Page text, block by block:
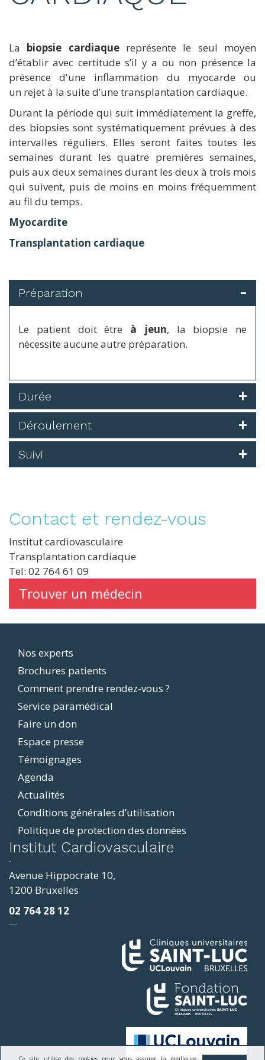
La biopsie cardiaquereprésente le seul moyen
d’établir avec certitude s’il y a ou non présence la
présence d'une inflammation du myocarde ou
un rejet à la suite d’une transplantation cardiaque.
Durant la période qui suit immédiatement la greffe,
des biopsies sont systématiquement prévues à des
intervalles réguliers. Elles seront faites toutes les
semaines durant les quatre premières semaines,
puis aux deux semaines durant les deux à trois mois
qui suivent, puis de moins en moins fréquemment
au fil du temps.
Myocardite
Transplantation cardiaque
Préparation
Le patient doit être à jeun, la biopsie ne
nécessite aucune autre préparation.
Durée
Déroulement
Suivi
Contact et rendez-vous
Institut cardiovasculaire
Transplantation cardiaque
Tel: 02 764 61 09
Trouver un médecin
Footer
menu
Nos experts
Brochures patients
Comment prendre rendez-vous ?
Service paramédical
Faire un don
Espace presse
Témoignages
Agenda
Actualités
Conditions générales d’utilisation
Politique de protection des données
Institut Cardiovasculaire
Avenue Hippocrate 10,
1200 Bruxelles
02 764 28 12